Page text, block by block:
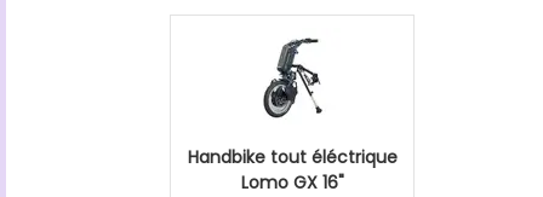
Handbike tout éléctrique
Lomo GX 16"